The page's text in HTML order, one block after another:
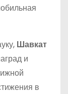
Шавкат
и
в